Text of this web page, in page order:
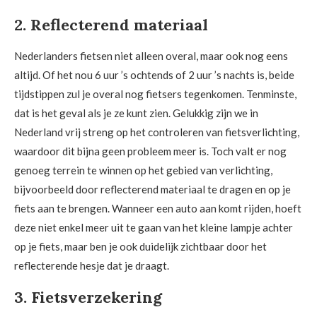
2. Reflecterend materiaal
Nederlanders fietsen niet alleen overal, maar ook nog eens
altijd. Of het nou 6 uur ’s ochtends of 2 uur ’s nachts is, beide
tijdstippen zul je overal nog fietsers tegenkomen. Tenminste,
dat is het geval als je ze kunt zien. Gelukkig zijn we in
Nederland vrij streng op het controleren van fietsverlichting,
waardoor dit bijna geen probleem meer is. Toch valt er nog
genoeg terrein te winnen op het gebied van verlichting,
bijvoorbeeld door reflecterend materiaal te dragen en op je
fiets aan te brengen. Wanneer een auto aan komt rijden, hoeft
deze niet enkel meer uit te gaan van het kleine lampje achter
op je fiets, maar ben je ook duidelijk zichtbaar door het
reflecterende hesje dat je draagt.
3. Fietsverzekering